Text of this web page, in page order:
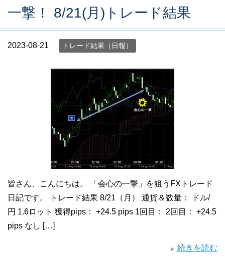
一撃！ 8/21(月)トレード結果
2023-08-21 トレード結果（日報）
皆さん、こんにちは。 「会心の一撃」を狙うFXトレード
日記です。 トレード結果 8/21（月） 通貨＆数量： ドル/
円 1.6ロット 獲得pips： +24.5 pips 1回目： 2回目： +24.5
pips なし […]
続きを読む